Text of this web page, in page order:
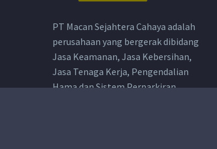
PT Macan Sejahtera Cahaya adalah
perusahaan yang bergerak dibidang
Jasa Keamanan, Jasa Kebersihan,
Jasa Tenaga Kerja, Pengendalian
Hama dan Sistem Perparkiran